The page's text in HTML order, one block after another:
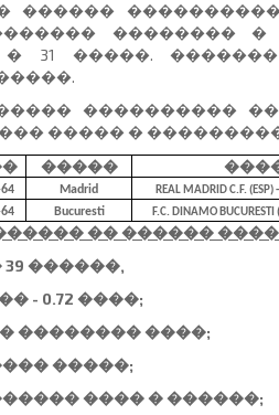
������
��������
31 �����.
����������
����� �
�����
Madrid REAL MADRID C.F. (ESP)
Bucuresti F.C. DINAMO
�� ������
������,
- 0.72 ����;
�������� ����;
�����;
���� � ������;